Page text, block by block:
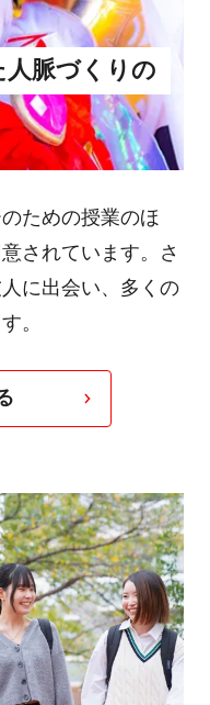
人脈づくりの
ための授業のほ
されています。さ
に出会い、多くの
。